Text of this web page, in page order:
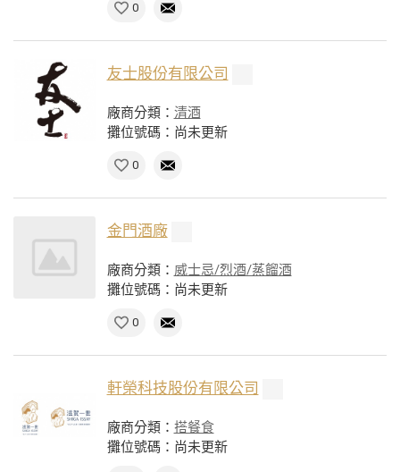
0
友士股份有限公司
廠商分類： 清酒
攤位號碼：尚未更新
0
金門酒廠
廠商分類： 威士忌/烈酒/蒸餾酒
攤位號碼：尚未更新
0
軒榮科技股份有限公司
廠商分類： 搭餐食
攤位號碼：尚未更新